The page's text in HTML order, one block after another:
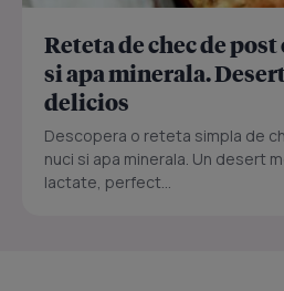
Reteta de chec de
si apa minerala.
delicios
Descopera o reteta simpla de
nuci si apa minerala. Un desert
lactate, perfect...